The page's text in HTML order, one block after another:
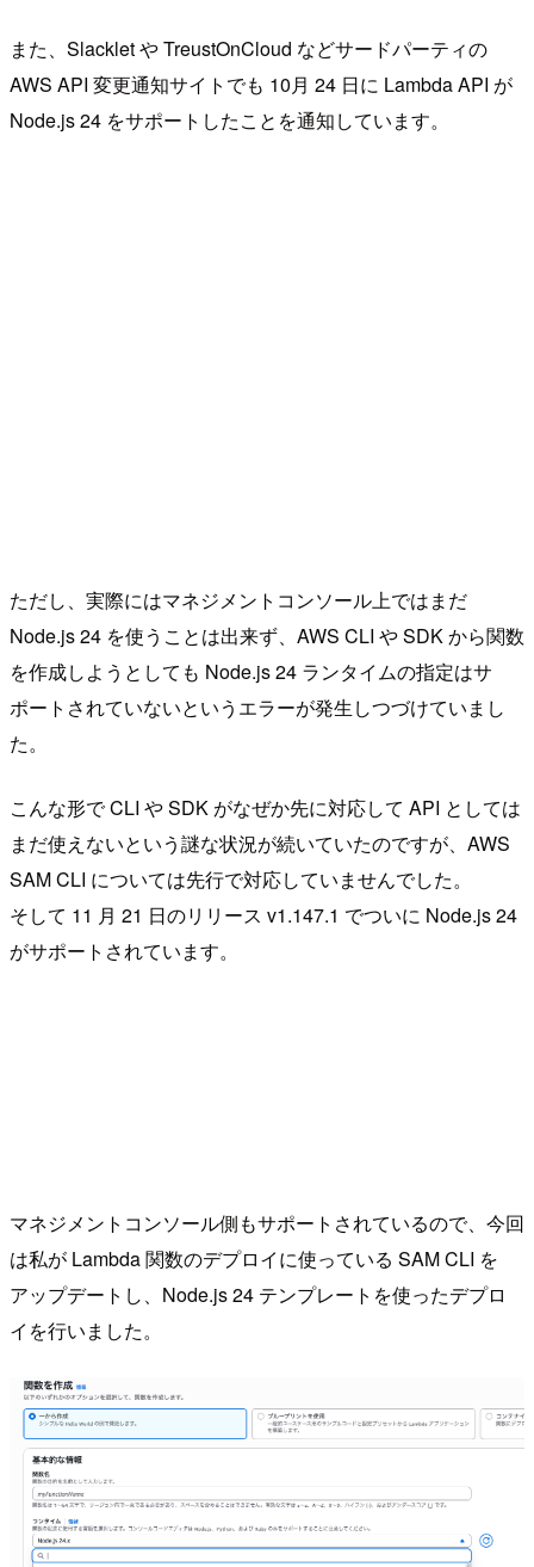
また、Slacklet や TreustOnCloud などサードパーティの
AWS API 変更通知サイトでも 10月 24 日に Lambda API が
Node.js 24 をサポートしたことを通知しています。
ただし、実際にはマネジメントコンソール上ではまだ
Node.js 24 を使うことは出来ず、AWS CLI や SDK から関数
を作成しようとしても Node.js 24 ランタイムの指定はサ
ポートされていないというエラーが発生しつづけていまし
た。
こんな形で CLI や SDK がなぜか先に対応して API としては
まだ使えないという謎な状況が続いていたのですが、AWS
SAM CLI については先行で対応していませんでした。
そして 11 月 21 日のリリース v1.147.1 でついに Node.js 24
がサポートされています。
マネジメントコンソール側もサポートされているので、今回
は私が Lambda 関数のデプロイに使っている SAM CLI を
アップデートし、Node.js 24 テンプレートを使ったデプロ
イを行いました。